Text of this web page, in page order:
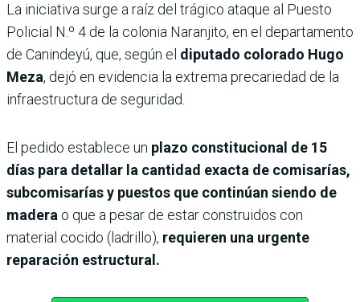
La iniciativa surge a raíz del trágico ataque al Puesto
Policial N.º 4 de la colonia Naranjito, en el departamento
de Canindeyú, que, según el diputado colorado Hugo
Meza, dejó en evidencia la extrema precariedad de la
infraestructura de seguridad.
El pedido establece un plazo constitucional de 15
días para detallar la cantidad exacta de comisarías,
subcomisarías y puestos que continúan siendo de
madera o que a pesar de estar construidos con
material cocido (ladrillo), requieren una urgente
reparación estructural.